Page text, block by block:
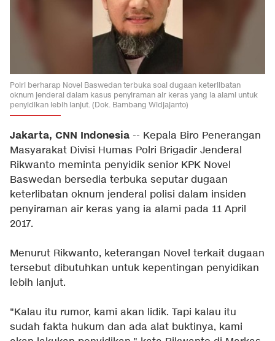
Polri berharap Novel Baswedan terbuka soal dugaan keterlibatan
oknum jenderal dalam kasus penyiraman air keras yang ia alami untuk
penyidikan lebih lanjut. (Dok. Bambang Widjajanto)
Jakarta, CNN Indonesia -- Kepala Biro Penerangan
Masyarakat Divisi Humas Polri Brigadir Jenderal
Rikwanto meminta penyidik senior KPK Novel
Baswedan bersedia terbuka seputar dugaan
keterlibatan oknum jenderal polisi dalam insiden
penyiraman air keras yang ia alami pada 11 April
2017.
Menurut Rikwanto, keterangan Novel terkait dugaan
tersebut dibutuhkan untuk kepentingan penyidikan
lebih lanjut.
"Kalau itu rumor, kami akan lidik. Tapi kalau itu
sudah fakta hukum dan ada alat buktinya, kami